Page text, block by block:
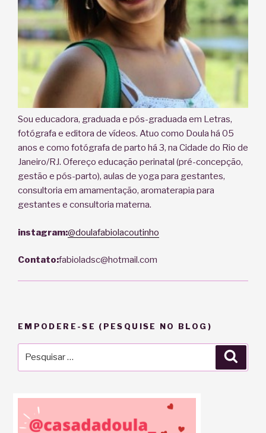
Sou educadora, graduada e pós-graduada em Letras,
fotógrafa e editora de vídeos. Atuo como Doula há 05
anos e como fotógrafa de parto há 3, na Cidade do Rio de
Janeiro/RJ. Ofereço educação perinatal (pré-concepção,
gestão e pós-parto), aulas de yoga para gestantes,
consultoria em amamentação, aromaterapia para
gestantes e consultoria materna.
instagram:@doulafabiolacoutinho
Contato:fabioladsc@hotmail.com
EMPODERE-SE (PESQUISE NO BLOG)